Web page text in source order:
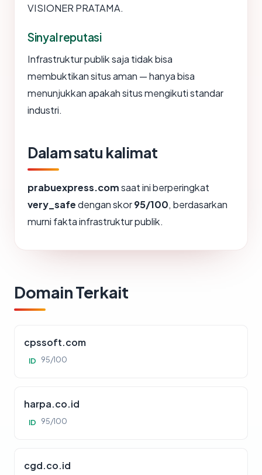
VISIONER PRATAMA.
Sinyal reputasi
Infrastruktur publik saja tidak bisa
membuktikan situs aman — hanya bisa
menunjukkan apakah situs mengikuti standar
industri.
Dalam satu kalimat
prabuexpress.comsaat ini berperingkat
very_safedengan skor95/100, berdasarkan
murni fakta infrastruktur publik.
Domain Terkait
cpssoft.com
ID 95/100
harpa.co.id
ID 95/100
cgd.co.id